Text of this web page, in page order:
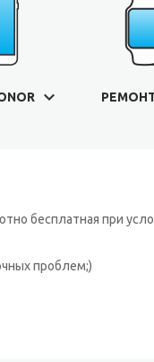
РЕМОНТ
бесплатная при
проблем;)